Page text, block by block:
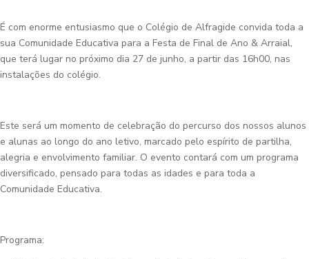
É com enorme entusiasmo que o Colégio de Alfragide convida toda a
sua Comunidade Educativa para a Festa de Final de Ano & Arraial,
que terá lugar no próximo dia 27 de junho, a partir das 16h00, nas
instalações do colégio.
Este será um momento de celebração do percurso dos nossos alunos
e alunas ao longo do ano letivo, marcado pelo espírito de partilha,
alegria e envolvimento familiar. O evento contará com um programa
diversificado, pensado para todas as idades e para toda a
Comunidade Educativa.
Programa: